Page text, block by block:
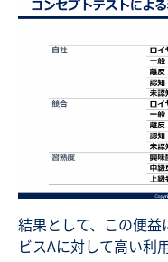
結果として、この便
ビスAに対して高い利